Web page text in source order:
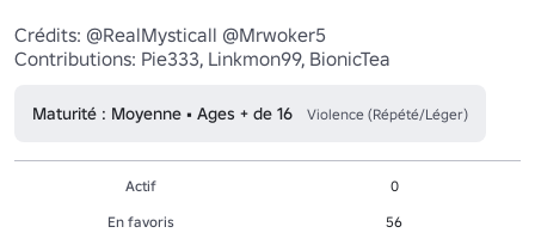
Crédits: @RealMysticall @Mrwoker5
Contributions: Pie333, Linkmon99, BionicTea
Maturité : Moyenne • Ages + de 16 Violence (Répété/Léger)
Actif
0
En favoris
56